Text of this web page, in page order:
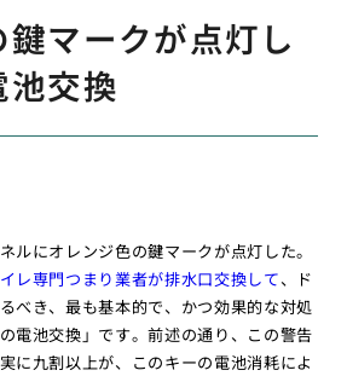
マークが点灯し
池交換
ルにオレンジ色の鍵マークが点灯した。
レ専門つまり業者が排水口交換して、ド
べき、最も基本的で、かつ効果的な対処
電池交換」です。前述の通り、この警告
に九割以上が、このキーの電池消耗によ